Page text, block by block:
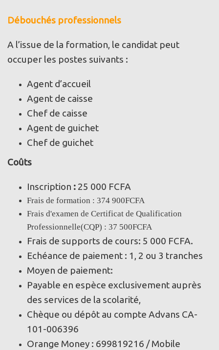
Débouchés professionnels
A l’issue de la formation, le candidat peut
occuper les postes suivants :
Agent d’accueil
Agent de caisse
Chef de caisse
Agent de guichet
Chef de guichet
Coûts
Inscription : 25 000 FCFA
Frais de formation : 374 900FCFA
Frais d'examen de Certificat de Qualification
Professionnelle(CQP) : 37 500FCFA
Frais de supports de cours: 5 000 FCFA.
Echéance de paiement : 1, 2 ou 3 tranches
Moyen de paiement:
Payable en espèce exclusivement auprès
des services de la scolarité,
Chèque ou dépôt au compte Advans CA-
101-006396
Orange Money : 699819216 / Mobile